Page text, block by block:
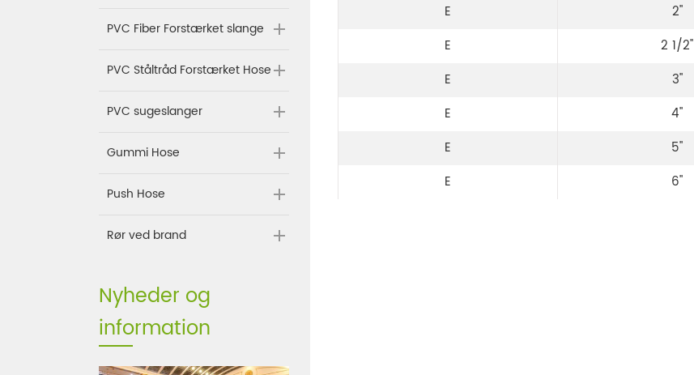
PVC Fiber Forstærket slange
PVC Ståltråd Forstærket Hose
PVC sugeslanger
Gummi Hose
Push Hose
Rør ved brand
Nyheder og
information
E
2"
E
2 1/2"
E
3"
E
4"
E
5"
E
6"